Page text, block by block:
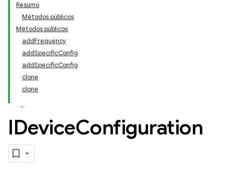
Resumo
Métodos públicos
Métodos públicos
addFrequency
addSpecificConfig
addSpecificConfig
clone
clone
IDeviceConfiguration